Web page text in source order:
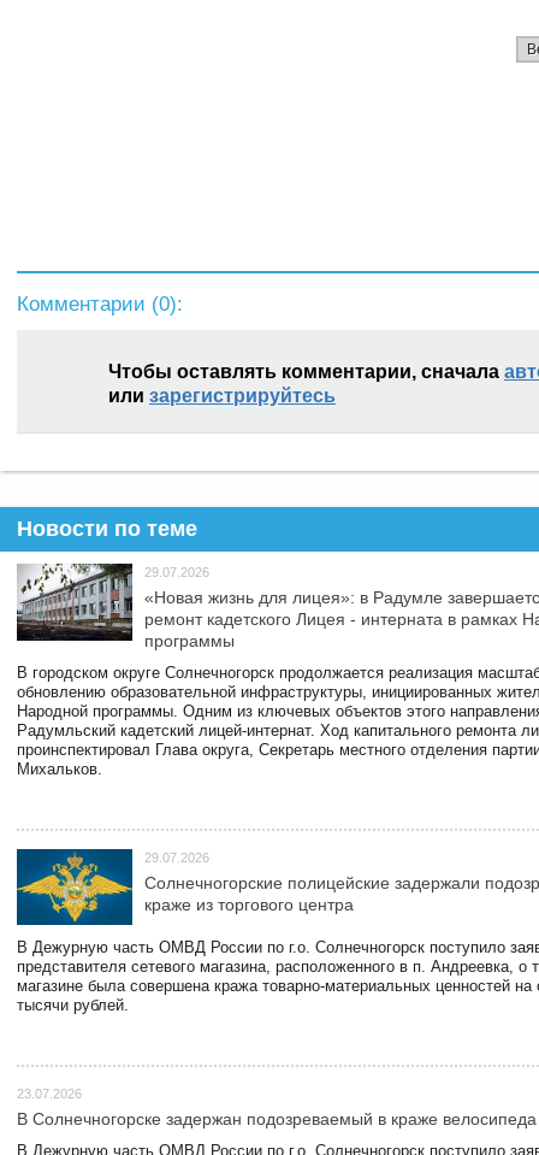
Комментарии (0):
Чтобы оставлять комментарии, сначала
или зарегистрируйтесь
Новости по теме
29.07.2026
«Новая жизнь для лицея»: в Радумле
ремонт кадетского Лицея - интерната в рамках
программы
В городском округе Солнечногорск продолжается реализация
обновлению образовательной инфраструктуры, инициированных
Народной программы. Одним из ключевых объектов этого
Радумльский кадетский лицей-интернат. Ход капитального ремонта
проинспектировал Глава округа, Секретарь местного отделения
Михальков.
29.07.2026
Солнечногорские полицейские задержали
краже из торгового центра
В Дежурную часть ОМВД России по г.о. Солнечногорск поступило
представителя сетевого магазина, расположенного в п. Андреевка, о
магазине была совершена кража товарно-материальных ценностей
тысячи рублей.
23.07.2026
В Солнечногорске задержан подозреваемый в краже велосипеда
В Дежурную часть ОМВД России по г.о. Солнечногорск поступило